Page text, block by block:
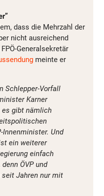
dass die Mehrzahl der
nicht ausreichend
Generalsekretär
meinte er
Schlepper-Vorfall
Karner
gibt nämlich
Innenminister. Und
ein weiterer
einfach
ÖVP und
seit Jahren nur mit